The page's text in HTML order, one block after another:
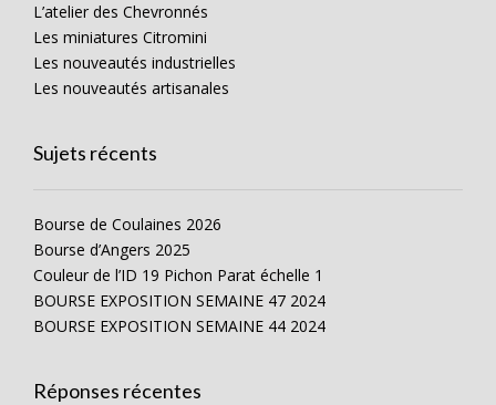
L’atelier des Chevronnés
Les miniatures Citromini
Les nouveautés industrielles
Les nouveautés artisanales
Sujets récents
Bourse de Coulaines 2026
Bourse d’Angers 2025
Couleur de l’ID 19 Pichon Parat échelle 1
BOURSE EXPOSITION SEMAINE 47 2024
BOURSE EXPOSITION SEMAINE 44 2024
Réponses récentes